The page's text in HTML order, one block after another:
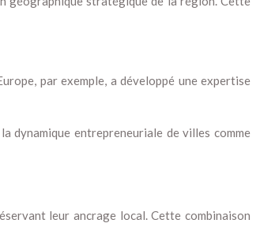
par exemple, a développé une expertise
dynamique entrepreneuriale de villes comme
leur ancrage local. Cette combinaison